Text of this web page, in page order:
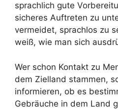
sprachlich gute
sicheres Auftreten zu
vermeidet, sprachlos zu
weiß, wie man sich
Wer schon Kontakt zu
dem Zielland stammen,
informieren, ob es
Gebräuche in dem Land